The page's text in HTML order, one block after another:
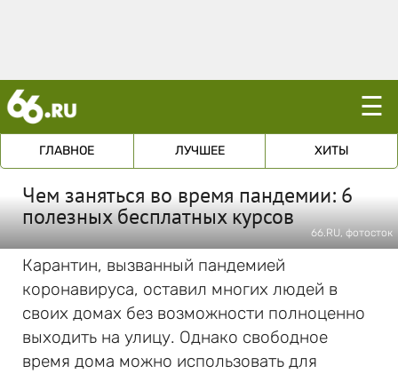
☰
ГЛАВНОЕ ЛУЧШЕЕ ХИТЫ
Чем заняться во время пандемии: 6
полезных бесплатных курсов
66.RU, фотосток
Карантин, вызванный пандемией
коронавируса, оставил многих людей в
своих домах без возможности полноценно
выходить на улицу. Однако свободное
время дома можно использовать для